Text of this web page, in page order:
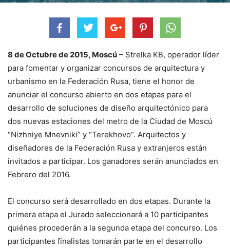
8 de Octubre de 2015, Moscú – Strelka KB, operador líder
para fomentar y organizar concursos de arquitectura y
urbanismo en la Federación Rusa, tiene el honor de
anunciar el concurso abierto en dos etapas para el
desarrollo de soluciones de diseño arquitectónico para
dos nuevas estaciones del metro de la Ciudad de Moscú
“Nizhniye Mnevniki” y “Terekhovo”. Arquitectos y
diseñadores de la Federación Rusa y extranjeros están
invitados a participar. Los ganadores serán anunciados en
Febrero del 2016.
El concurso será desarrollado en dos etapas. Durante la
primera etapa el Jurado seleccionará a 10 participantes
quiénes procederán a la segunda etapa del concurso. Los
participantes finalistas tomarán parte en el desarrollo